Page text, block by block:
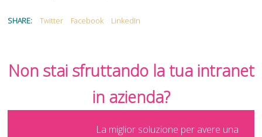
SHARE: Twitter Facebook LinkedIn
Non stai sfruttando la tua intranet
in azienda?
La miglior soluzione per avere una